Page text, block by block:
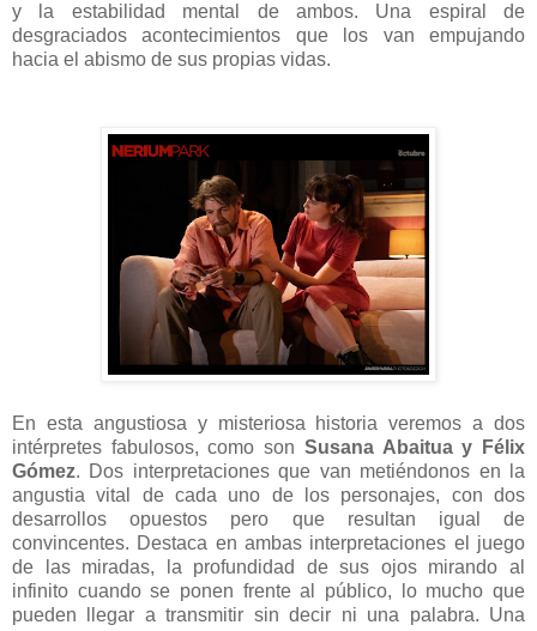
y la estabilidad mental de ambos. Una espiral de
desgraciados acontecimientos que los van empujando
hacia el abismo de sus propias vidas.
En esta angustiosa y misteriosa historia veremos a dos
intérpretes fabulosos, como son Susana Abaitua y Félix
Gómez. Dos interpretaciones que van metiéndonos en la
angustia vital de cada uno de los personajes, con dos
desarrollos opuestos pero que resultan igual de
convincentes. Destaca en ambas interpretaciones el juego
de las miradas, la profundidad de sus ojos mirando al
infinito cuando se ponen frente al público, lo mucho que
pueden llegar a transmitir sin decir ni una palabra. Una